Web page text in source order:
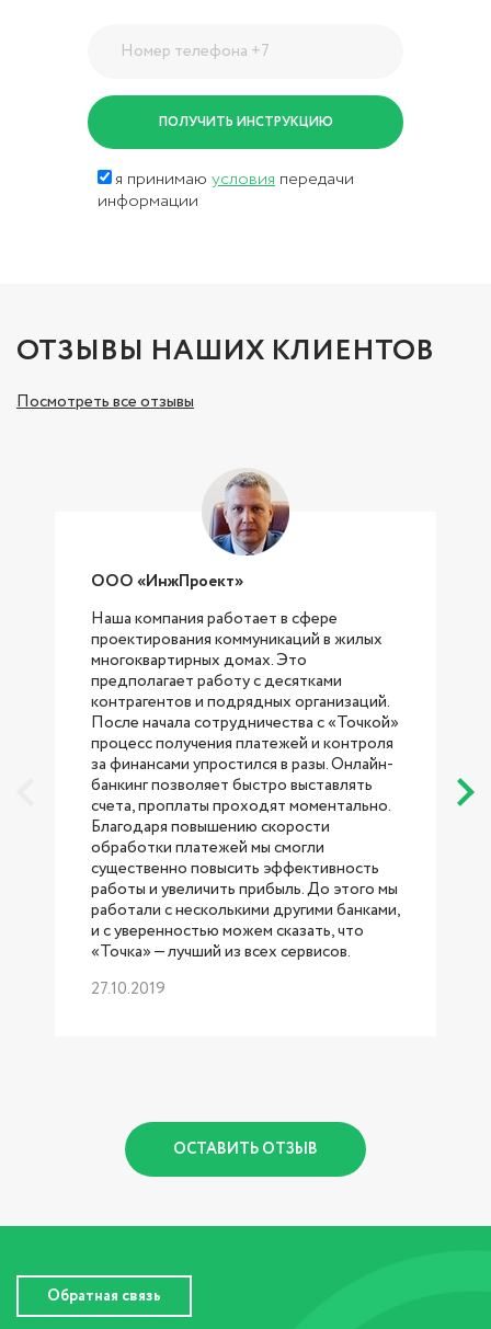
я принимаю условия передачи
информации
ОТЗЫВЫ НАШИХ КЛИЕНТОВ
Посмотреть все отзывы
ООО «ИнжПроект»
Наша компания работает в сфере
проектирования коммуникаций в жилых
многоквартирных домах. Это
предполагает работу с десятками
контрагентов и подрядных организаций.
После начала сотрудничества с «Точкой»
процесс получения платежей и контроля
за финансами упростился в разы. Онлайн-
банкинг позволяет быстро выставлять
счета, проплаты проходят моментально.
Благодаря повышению скорости
обработки платежей мы смогли
существенно повысить эффективность
работы и увеличить прибыль. До этого мы
работали с несколькими другими банками,
и с уверенностью можем сказать, что
«Точка» — лучший из всех сервисов.
27.10.2019
ОСТАВИТЬ ОТЗЫВ
Обратная связь